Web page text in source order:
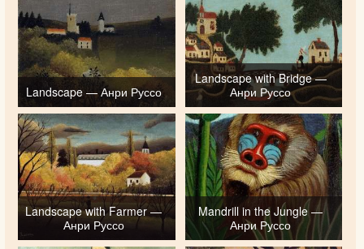
Landscape — Анри Руссо
Landscape with Bridge —
Анри Руссо
Landscape with Farmer —
Анри Руссо
Mandrill in the Jungle —
Анри Руссо